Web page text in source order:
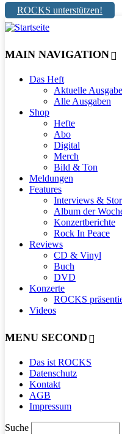
ROCKS unterstützen!
MAIN NAVIGATION
Das Heft
Aktuelle Ausgabe
Alle Ausgaben
Shop
Hefte
Abo
Digital
Merch
Bild & Ton
Meldungen
Features
Interviews &
Album der
Konzertberichte
Rock In Peace
Reviews
CD & Vinyl
Buch
DVD
Konzerte
ROCKS
Videos
MENU SECOND
Das ist ROCKS
Datenschutz
Kontakt
AGB
Impressum
Suche